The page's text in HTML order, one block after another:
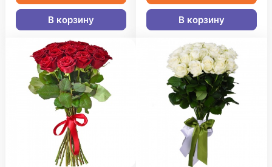
В корзину В корзину